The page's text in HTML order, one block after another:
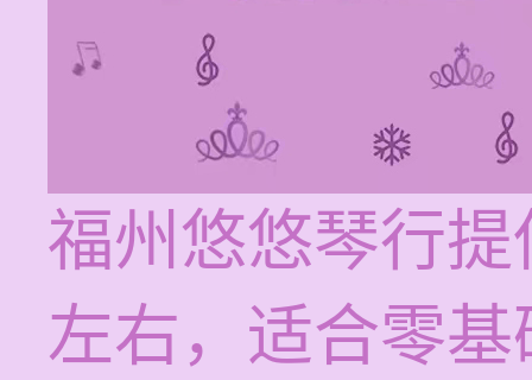
福州悠悠琴行
左右，适合零